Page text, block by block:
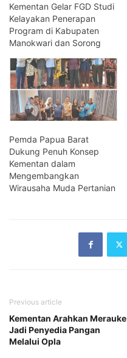
Kementan Gelar FGD Studi
Kelayakan Penerapan
Program di Kabupaten
Manokwari dan Sorong
Pemda Papua Barat
Dukung Penuh Konsep
Kementan dalam
Mengembangkan
Wirausaha Muda Pertanian
Previous article
Kementan Arahkan Merauke
Jadi Penyedia Pangan
Melalui Opla